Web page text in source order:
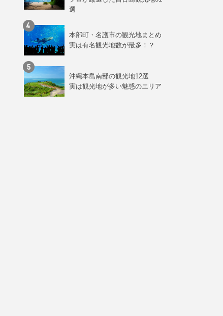
選
本部町・名護市の観光地まとめ
実は有名観光地数が最多！？
沖縄本島南部の観光地12選
実は観光地が多い魅惑のエリア